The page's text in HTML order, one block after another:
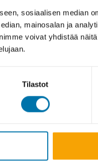
sosiaalisen median
mainosalan ja
voivat yhdistää
Tilastot